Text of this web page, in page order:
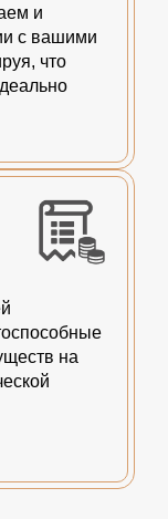
и
с вашими
что
на